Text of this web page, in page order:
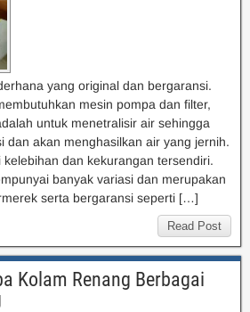
yang original dan bergaransi.
mesin pompa dan filter,
untuk menetralisir air sehingga
dan akan menghasilkan air yang jernih.
dan kekurangan tersendiri.
banyak variasi dan merupakan
serta bergaransi seperti […]
Read Post
Kolam Renang Berbagai